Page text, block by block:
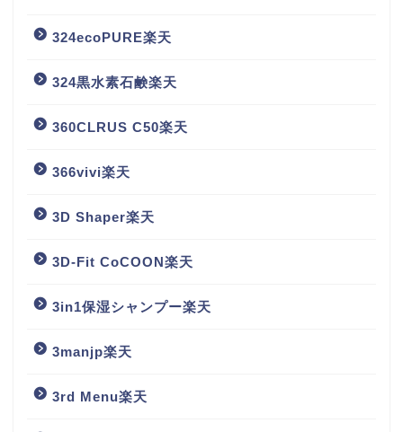
324ecoPURE楽天
324黒水素石鹸楽天
360CLRUS C50楽天
366vivi楽天
3D Shaper楽天
3D-Fit CoCOON楽天
3in1保湿シャンプー楽天
3manjp楽天
3rd Menu楽天